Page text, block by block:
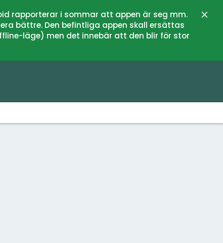
rapporterar i sommar att appen är seg mm.
bättre. Den befintliga appen skall ersättas
läge) men det innebär att den blir för stor